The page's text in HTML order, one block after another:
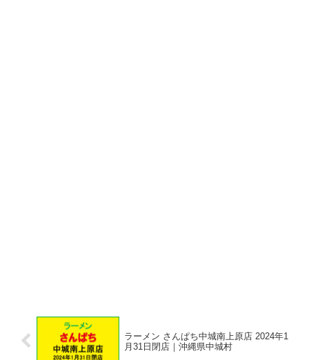
ラーメン さんぱち中城南上原店 2024年1
月31日閉店｜沖縄県中城村